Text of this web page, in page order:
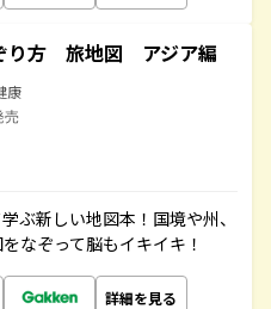
り方 旅地図 アジア編
康
売
ぶ新しい地図本！国境や州、
なぞって脳もイキイキ！
詳細を見る